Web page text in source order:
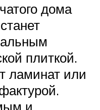
дома
плиткой.
ламинат или
и